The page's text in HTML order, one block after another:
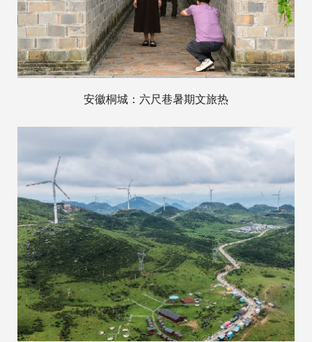
安徽桐城：六尺巷暑期文旅热